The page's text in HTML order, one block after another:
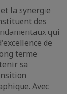
la synergie
des
qui
de
terme
sa
Avec